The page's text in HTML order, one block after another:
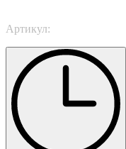
Артикул: